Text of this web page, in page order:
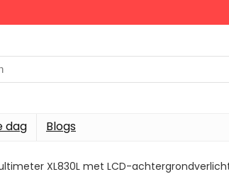
dag Blogs
XL830L met LCD-